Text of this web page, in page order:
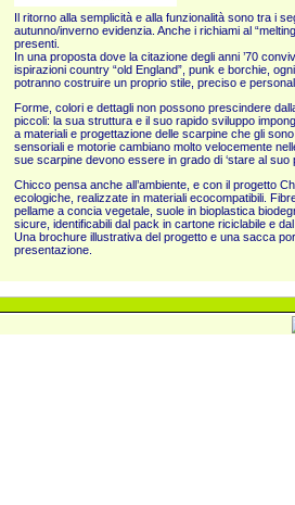
Il ritorno alla semplicità e alla funzionalità sono tra i
autunno/inverno evidenzia. Anche i richiami al
presenti.
In una proposta dove la citazione degli anni ’70
ispirazioni country “old England”, punk e borchie,
potranno costruire un proprio stile, preciso e
Forme, colori e dettagli non possono prescindere
piccoli: la sua struttura e il suo rapido sviluppo
a materiali e progettazione delle scarpine che gli
sensoriali e motorie cambiano molto velocemente
sue scarpine devono essere in grado di ‘stare al suo
Chicco pensa anche all’ambiente, e con il progetto
ecologiche, realizzate in materiali ecocompatibili.
pellame a concia vegetale, suole in bioplastica
sicure, identificabili dal pack in cartone riciclabile e
Una brochure illustrativa del progetto e una sacca
presentazione.